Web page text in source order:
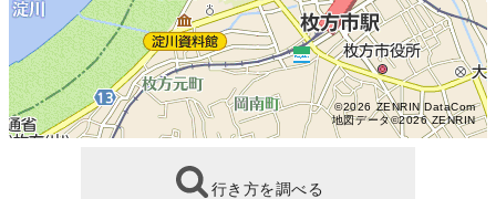
©2026 ZENRIN DataCom
地図データ©2026 ZENRIN
行き方を調べる